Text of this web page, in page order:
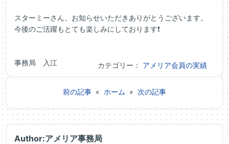
スターミーさん、お知らせいただきありがとうございます。
今後のご活躍もとても楽しみにしております❗
事務局 入江 カテゴリー： アメリア会員の実績
前の記事 « ホーム » 次の記事
Author:アメリア事務局